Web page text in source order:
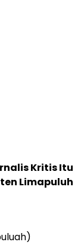
Kritis Itu
Limapuluh